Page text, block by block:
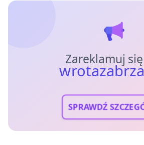
Zareklamuj
SPRAWDŹ